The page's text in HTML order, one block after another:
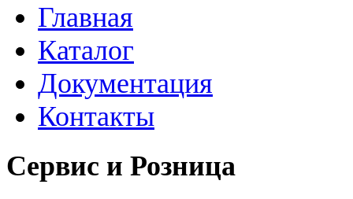
Главная
Каталог
Документация
Контакты
Сервис и Розница